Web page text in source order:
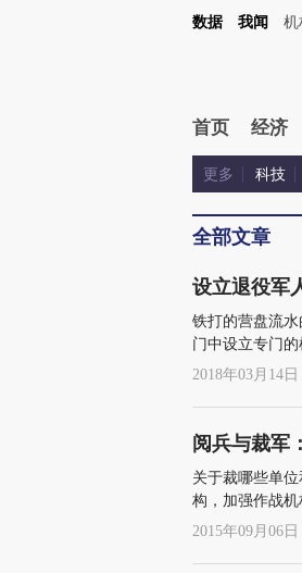
数据 我闻 机
首页 经济
更多 科技
全部文章
设立退役军
铁打的营盘流
门中设立专门
2018年03月14日
阅兵与裁军
关于裁哪些单
构，加强作战
正当关切的正道
2015年09月06日